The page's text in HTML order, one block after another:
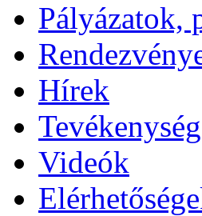
Pályázatok,
Hírek
Videók